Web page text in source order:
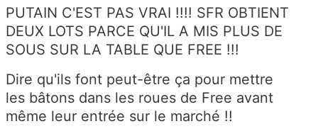
PUTAIN C'EST PAS VRAI !!!! SFR OBTIENT
DEUX LOTS PARCE QU'IL A MIS PLUS DE
SOUS SUR LA TABLE QUE FREE !!!
Dire qu'ils font peut-être ça pour mettre
les bâtons dans les roues de Free avant
même leur entrée sur le marché !!